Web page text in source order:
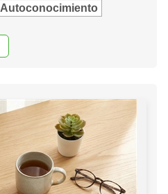
Autoconocimiento